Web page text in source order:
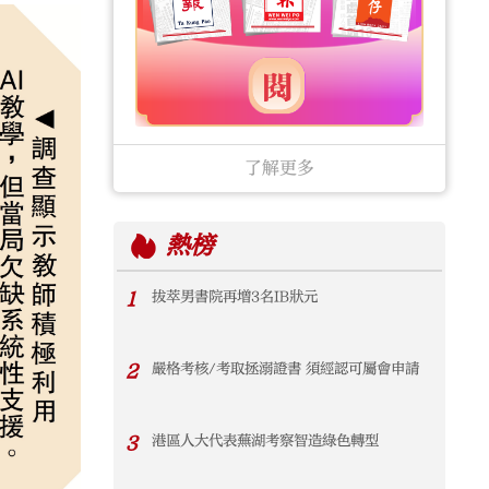
了解更多
熱榜
1 拔萃男書院再增3名IB狀元
2 嚴格考核/考取拯溺證書 須經認可屬會申請
3 港區人大代表蕪湖考察智造綠色轉型